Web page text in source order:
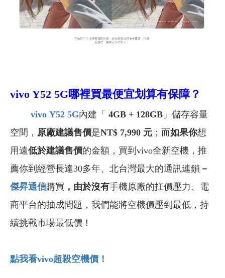
vivo Y52 5G哪裡買最便宜划算有保障？
vivo Y52 5G內建「 4GB + 128GB 」儲存容量
空間， 原廠建議售價是NT$ 7,990 元 ；而如果你想
用遠低於建議售價的金額，買到vivo全新空機，推
薦你到經營長達30多年、北台灣最大的通訊連鎖 －
傑昇通信購買 ，由於沒有手機原廠的扛價壓力、電
商平台的抽成問題，我們能將空機價壓到最低，持
續挑戰市場最低價！
點我看vivo超殺空機價！